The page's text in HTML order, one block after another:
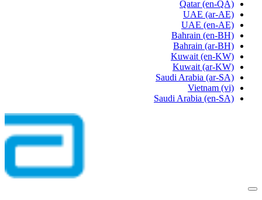
Qatar (en-QA)
UAE (ar-AE)
UAE (en-AE)
Bahrain (en-BH)
Bahrain (ar-BH)
Kuwait (en-KW)
Kuwait (ar-KW)
Saudi Arabia (ar-SA)
Vietnam (vi)
Saudi Arabia (en-SA)